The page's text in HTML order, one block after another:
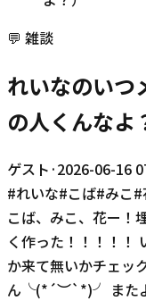
💬 雑談
れいなのい
の人くんなよ
ゲスト ·2026-06-16
#れいな#こば#みこ#
こば、みこ、花ー！
く作った！！！！
か来て無いかチェッ
ん╰(*´︶`*)╯ また